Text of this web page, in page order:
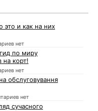
это и как на них
нет
по миру
на корт!
нет
обслуговування
нет
сучасного